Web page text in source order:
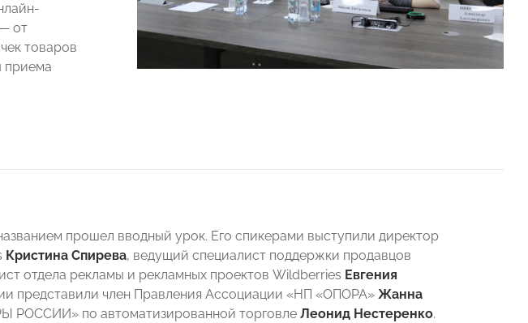
от
товаров
приема
прошел вводный урок. Его спикерами выступили директор
Кристина Спирева, ведущий специалист поддержки продавцов
отдела рекламы и рекламных проектов Wildberries Евгения
представили член Правления Ассоциации «НП «ОПОРА» Жанна
РОССИИ» по автоматизированной торговле Леонид Нестеренко.